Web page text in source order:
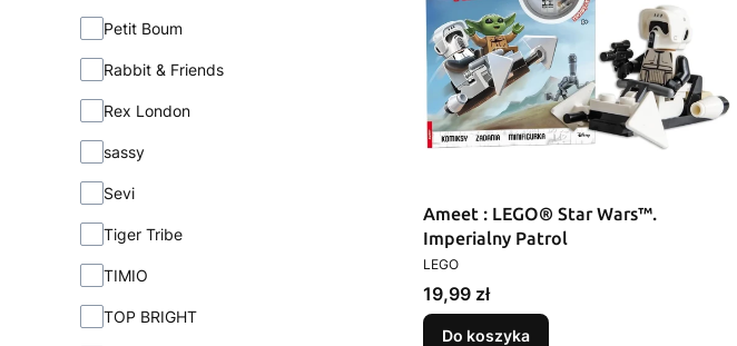
Petit Boum
Rabbit & Friends
Rex London
sassy
Sevi
Tiger Tribe
TIMIO
TOP BRIGHT
Ameet : LEGO® Star Wars™.
Imperialny Patrol
PRODUCENT
LEGO
Cena
19,99 zł
Do koszyka